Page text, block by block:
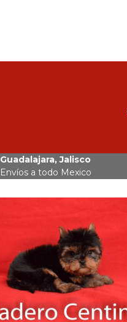
Guadalajara, Jalisco
Envíos a todo Mexico